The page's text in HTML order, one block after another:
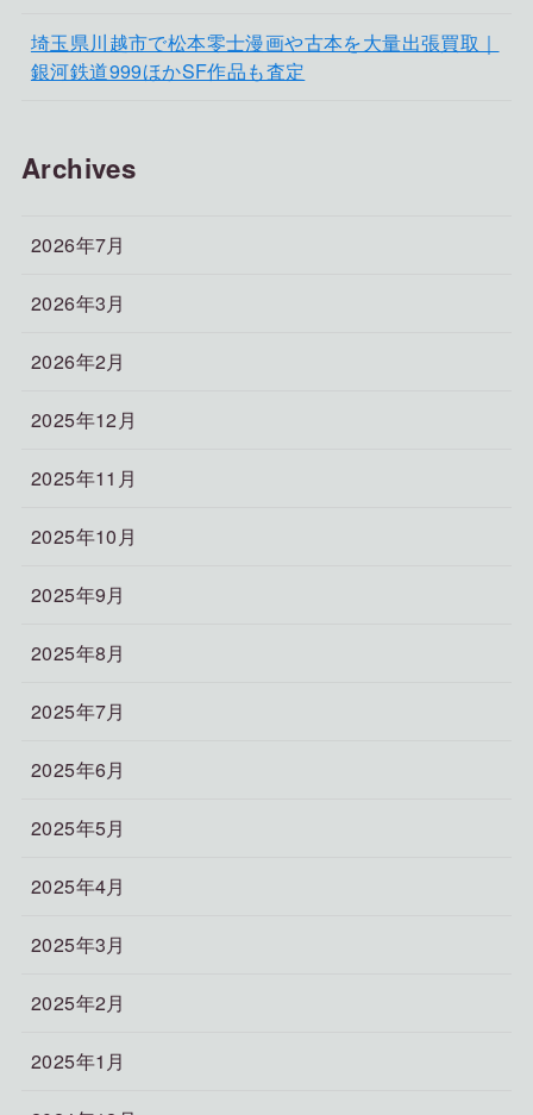
埼玉県川越市で松本零士漫画や古本を大量出張買取｜
銀河鉄道999ほかSF作品も査定
Archives
2026年7月
2026年3月
2026年2月
2025年12月
2025年11月
2025年10月
2025年9月
2025年8月
2025年7月
2025年6月
2025年5月
2025年4月
2025年3月
2025年2月
2025年1月